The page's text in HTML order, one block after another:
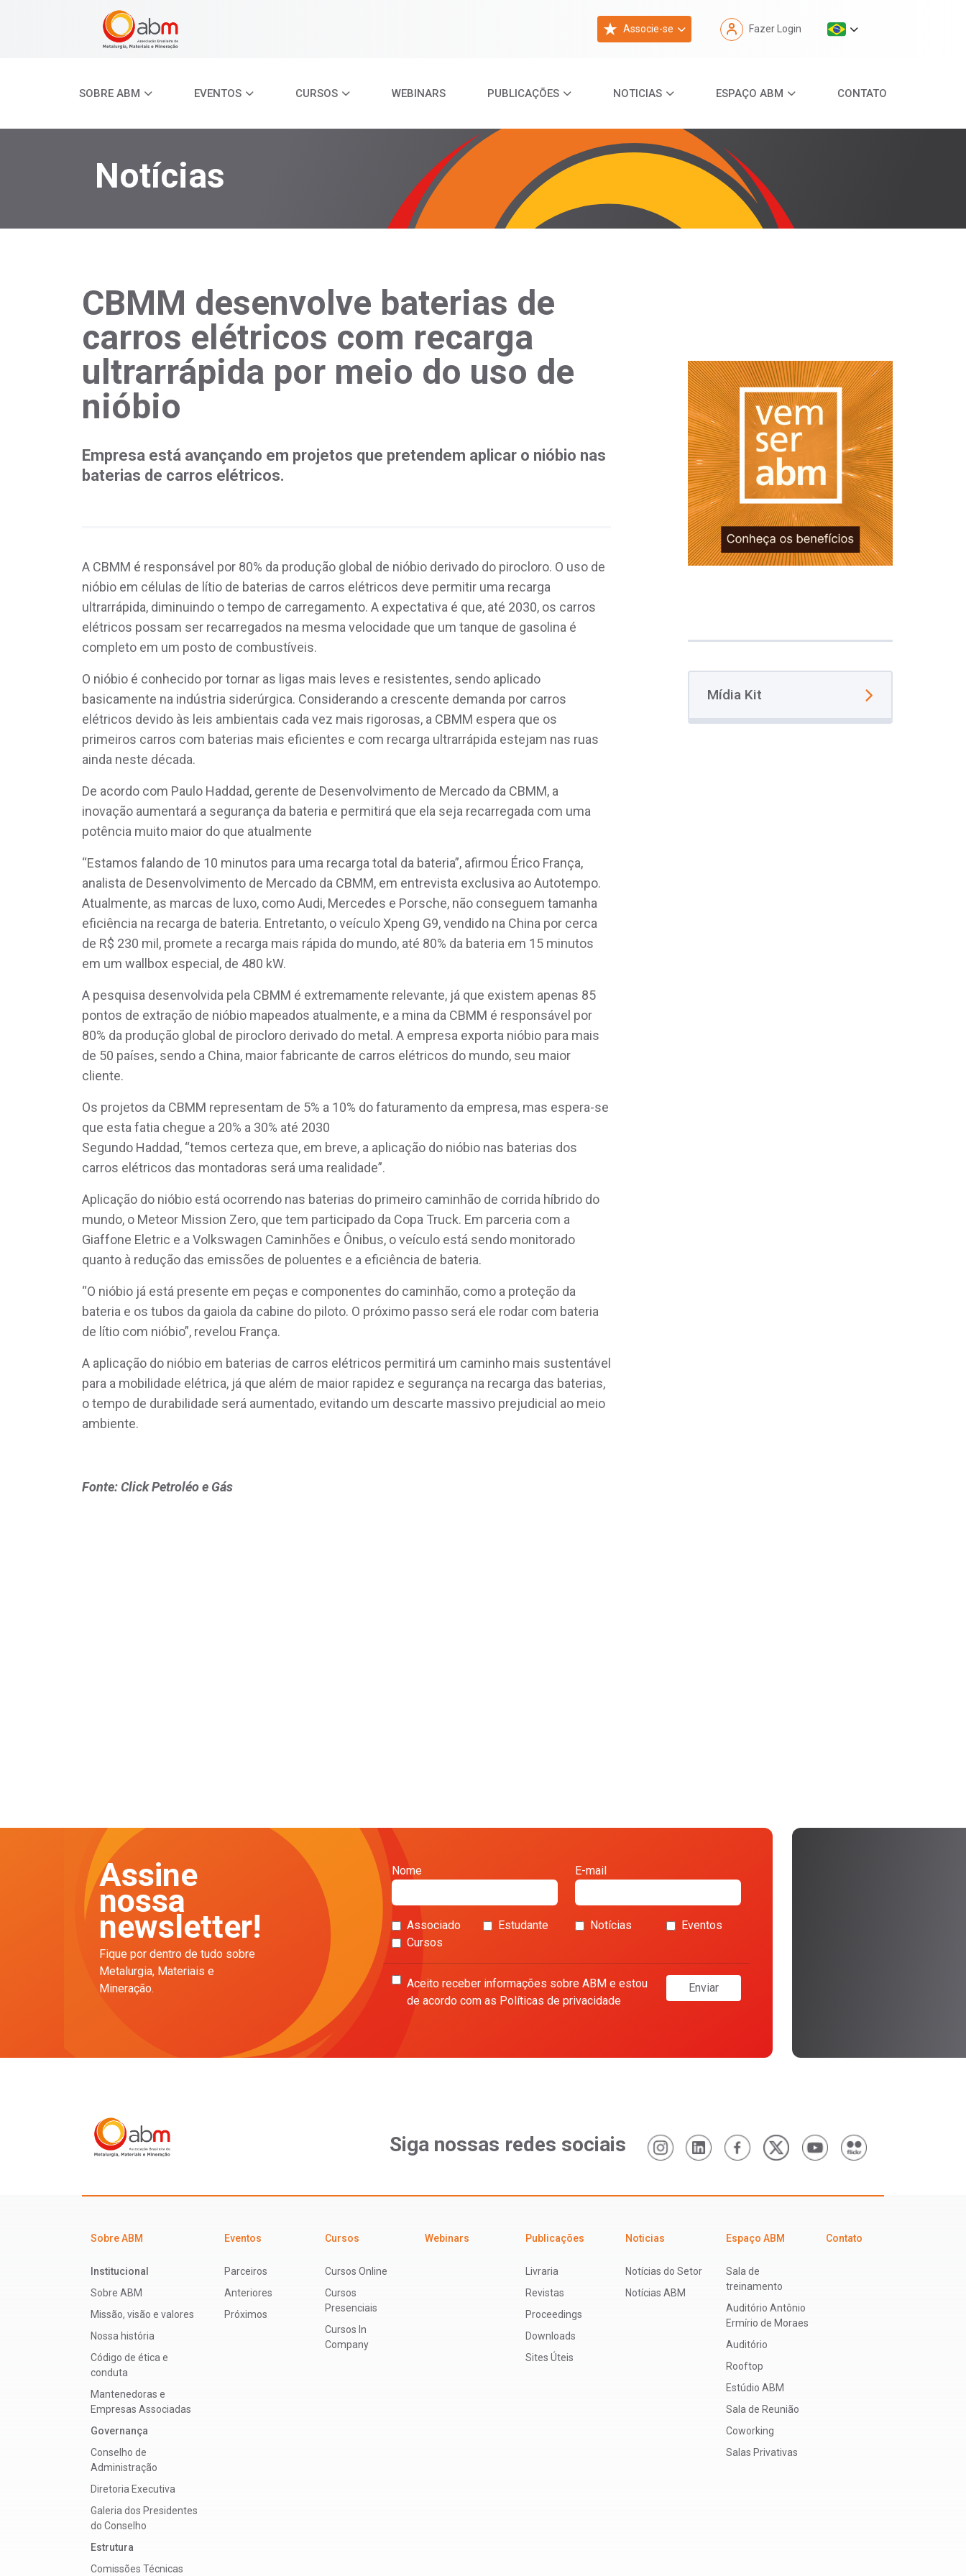
Associe-se Fazer Login
SOBRE ABM EVENTOS CURSOS WEBINARS PUBLICAÇÕES NOTICIAS ESPAÇO ABM CONTATO
Notícias
CBMM desenvolve baterias de
carros elétricos com recarga
ultrarrápida por meio do uso de
nióbio
Empresa está avançando em projetos que pretendem aplicar o nióbio nas
baterias de carros elétricos.
A CBMM é responsável por 80% da produção global de nióbio derivado do pirocloro. O uso de
nióbio em células de lítio de baterias de carros elétricos deve permitir uma recarga
ultrarrápida, diminuindo o tempo de carregamento. A expectativa é que, até 2030, os carros
elétricos possam ser recarregados na mesma velocidade que um tanque de gasolina é
completo em um posto de combustíveis.
O nióbio é conhecido por tornar as ligas mais leves e resistentes, sendo aplicado
basicamente na indústria siderúrgica. Considerando a crescente demanda por carros
elétricos devido às leis ambientais cada vez mais rigorosas, a CBMM espera que os
primeiros carros com baterias mais eficientes e com recarga ultrarrápida estejam nas ruas
ainda neste década.
De acordo com Paulo Haddad, gerente de Desenvolvimento de Mercado da CBMM, a
inovação aumentará a segurança da bateria e permitirá que ela seja recarregada com uma
potência muito maior do que atualmente
“Estamos falando de 10 minutos para uma recarga total da bateria”, afirmou Érico França,
analista de Desenvolvimento de Mercado da CBMM, em entrevista exclusiva ao Autotempo.
Atualmente, as marcas de luxo, como Audi, Mercedes e Porsche, não conseguem tamanha
eficiência na recarga de bateria. Entretanto, o veículo Xpeng G9, vendido na China por cerca
de R$ 230 mil, promete a recarga mais rápida do mundo, até 80% da bateria em 15 minutos
em um wallbox especial, de 480 kW.
A pesquisa desenvolvida pela CBMM é extremamente relevante, já que existem apenas 85
pontos de extração de nióbio mapeados atualmente, e a mina da CBMM é responsável por
80% da produção global de pirocloro derivado do metal. A empresa exporta nióbio para mais
de 50 países, sendo a China, maior fabricante de carros elétricos do mundo, seu maior
cliente.
Os projetos da CBMM representam de 5% a 10% do faturamento da empresa, mas espera-se
que esta fatia chegue a 20% a 30% até 2030
Segundo Haddad, “temos certeza que, em breve, a aplicação do nióbio nas baterias dos
carros elétricos das montadoras será uma realidade”.
Aplicação do nióbio está ocorrendo nas baterias do primeiro caminhão de corrida híbrido do
mundo, o Meteor Mission Zero, que tem participado da Copa Truck. Em parceria com a
Giaffone Eletric e a Volkswagen Caminhões e Ônibus, o veículo está sendo monitorado
quanto à redução das emissões de poluentes e a eficiência de bateria.
“O nióbio já está presente em peças e componentes do caminhão, como a proteção da
bateria e os tubos da gaiola da cabine do piloto. O próximo passo será ele rodar com bateria
de lítio com nióbio”, revelou França.
A aplicação do nióbio em baterias de carros elétricos permitirá um caminho mais sustentável
para a mobilidade elétrica, já que além de maior rapidez e segurança na recarga das baterias,
o tempo de durabilidade será aumentado, evitando um descarte massivo prejudicial ao meio
ambiente.
Fonte: Click Petroléo e Gás
Mídia Kit
Assine
nossa
newsletter!
Fique por dentro de tudo sobre
Metalurgia, Materiais e
Mineração.
Nome E-mail
Associado Estudante Notícias
Eventos
Cursos
Aceito receber informações sobre ABM e estou
de acordo com as Políticas de privacidade
Enviar
Siga nossas redes sociais
Sobre ABM
Institucional
Sobre ABM
Missão, visão e valores
Nossa história
Código de ética e
conduta
Mantenedoras e
Empresas Associadas
Governança
Conselho de
Administração
Diretoria Executiva
Galeria dos Presidentes
do Conselho
Estrutura
Comissões Técnicas
Eventos
Parceiros
Anteriores
Próximos
Cursos
Cursos Online
Cursos
Presenciais
Cursos In
Company
Webinars Publicações
Livraria
Revistas
Proceedings
Downloads
Sites Úteis
Noticias
Notícias do Setor
Notícias ABM
Espaço ABM
Sala de
treinamento
Auditório Antônio
Ermírio de Moraes
Auditório
Rooftop
Estúdio ABM
Sala de Reunião
Coworking
Salas Privativas
Contato